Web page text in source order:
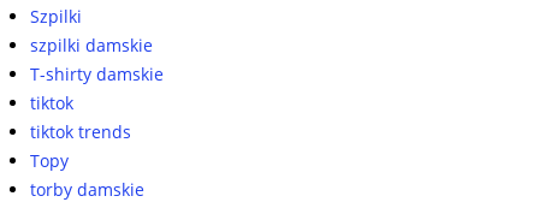
Szpilki
szpilki damskie
T-shirty damskie
tiktok
tiktok trends
Topy
torby damskie